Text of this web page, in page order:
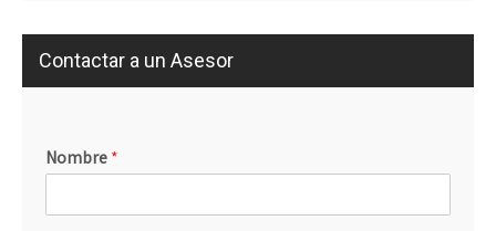
Contactar a un Asesor
Nombre*